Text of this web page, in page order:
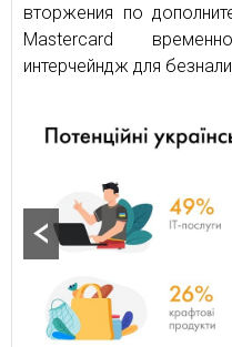
вторжения по
Mastercard
интерчейндж для